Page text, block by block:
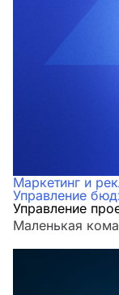
Маркетинг и
Управление
Управление
Маленькая